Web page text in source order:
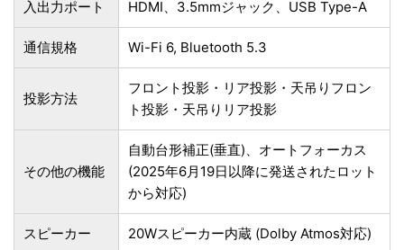
入出力ポート HDMI、3.5mmジャック、USB Type-A
通信規格 Wi-Fi 6, Bluetooth 5.3
投影方法
フロント投影・リア投影・天吊りフロン
ト投影・天吊りリア投影
その他の機能
自動台形補正(垂直)、オートフォーカス
(2025年6月19日以降に発送されたロット
から対応)
スピーカー 20Wスピーカー内蔵 (Dolby Atmos対応)